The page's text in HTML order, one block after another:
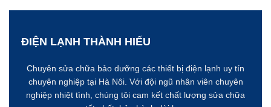
ĐIỆN LẠNH THÀNH HIẾU
Chuyên sửa chữa bảo dưỡng các thiết bị điện lạnh uy tín
chuyên nghiệp tại Hà Nôi. Với đội ngũ nhân viên chuyên
nghiệp nhiệt tình, chúng tôi cam kết chất lượng sửa chữa